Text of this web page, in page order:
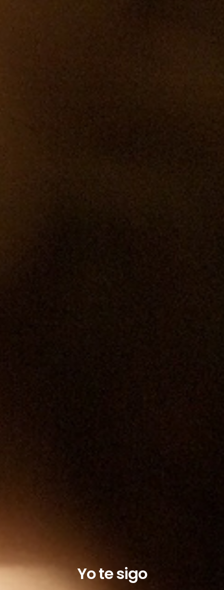
Yo te sigo